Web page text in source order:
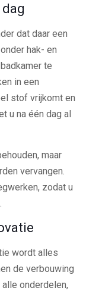
dat daar een
hak- en
te
in een
stof vrijkomt en
u na één dag al
maar
vervangen.
zodat u
wordt alles
de verbouwing
onderdelen,